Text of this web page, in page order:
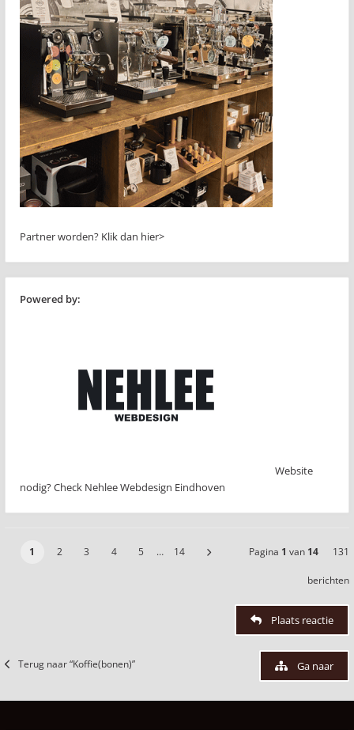
Partner worden? Klik dan hier>
Powered by:
Website
nodig? Check Nehlee Webdesign Eindhoven
1 2 3 4 5 … 14 Pagina 1 van 14 131
berichten
Plaats reactie
Terug naar “Koffie(bonen)” Ga naar